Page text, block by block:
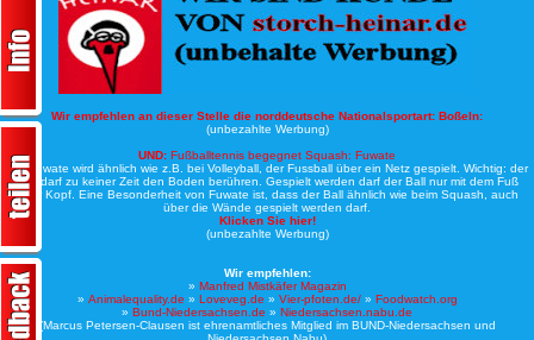
Wir empfehlen an dieser Stelle die norddeutsche Nationalsportart: Boßeln:
(unbezahlte Werbung)
UND: Fußballtennis begegnet Squash: Fuwate
Bei Fuwate wird ähnlich wie z.B. bei Volleyball, der Fussball über ein Netz gespielt. Wichtig: der
Ball darf zu keiner Zeit den Boden berühren. Gespielt werden darf der Ball nur mit dem Fuß
oder Kopf. Eine Besonderheit von Fuwate ist, dass der Ball ähnlich wie beim Squash, auch
über die Wände gespielt werden darf.
Klicken Sie hier!
(unbezahlte Werbung)
Wir empfehlen:
» Manfred Mistkäfer Magazin
» Animalequality.de » Loveveg.de » Vier-pfoten.de/» Foodwatch.org
» Bund-Niedersachsen.de » Niedersachsen.nabu.de
(Marcus Petersen-Clausen ist ehrenamtliches Mitglied im BUND-Niedersachsen und